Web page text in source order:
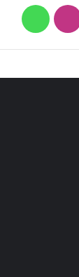
انستقرامواتساب